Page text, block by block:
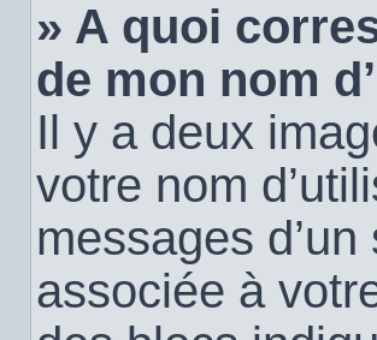
» A quoi
de mon nom
Il y a deux
votre nom
messages d’un
associée à